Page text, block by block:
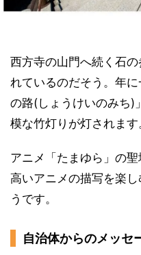
西方寺の山門へ続く石
れているのだそう。年
の路(しょうけいのみち)
模な竹灯りが灯されます
アニメ「たまゆら」の
高いアニメの描写を楽
うです。
自治体からのメッセ